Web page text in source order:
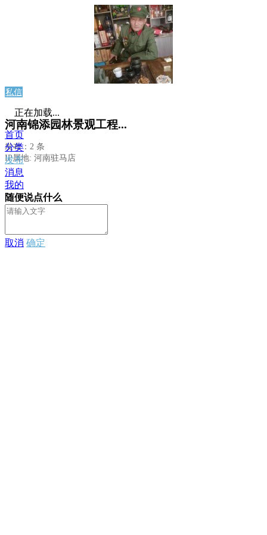
私信
河南锦添园林景观工程...
发布：2 条
IP属地: 河南驻马店
正在加载...
首页
分类
发布
消息
我的
随便说点什么
取消 确定